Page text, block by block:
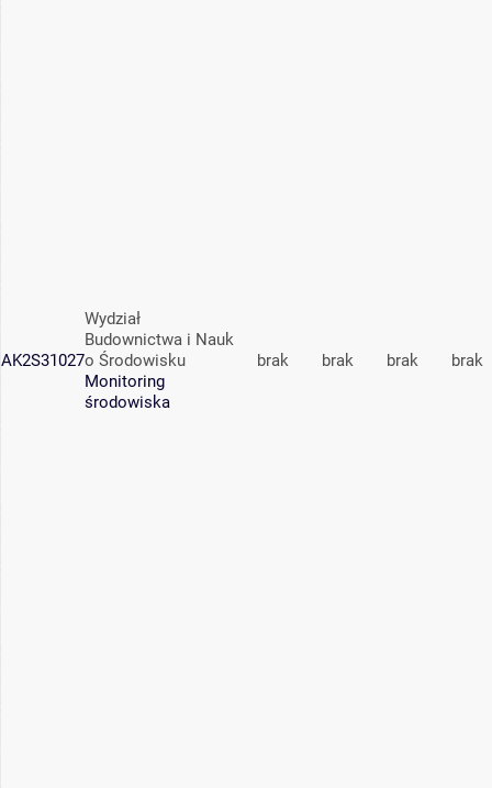
AK2S31027
Wydział
Budownictwa i Nauk
o Środowisku
Monitoring
środowiska
brak brak brak brak